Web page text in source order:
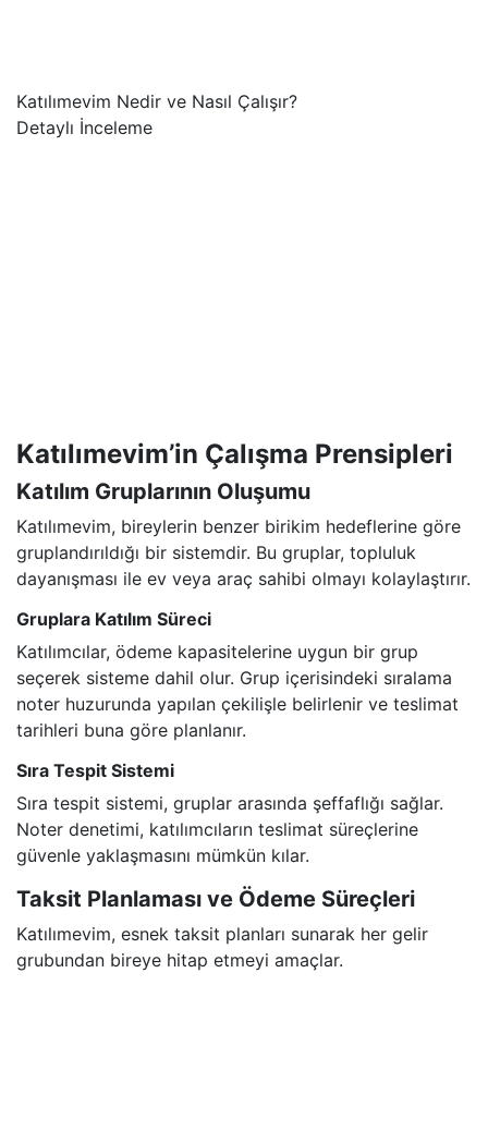
Katılımevim Nedir ve Nasıl Çalışır?
Detaylı İnceleme
Katılımevim’in Çalışma Prensipleri
Katılım Gruplarının Oluşumu
Katılımevim, bireylerin benzer birikim hedeflerine göre
gruplandırıldığı bir sistemdir. Bu gruplar, topluluk
dayanışması ile ev veya araç sahibi olmayı kolaylaştırır.
Gruplara Katılım Süreci
Katılımcılar, ödeme kapasitelerine uygun bir grup
seçerek sisteme dahil olur. Grup içerisindeki sıralama
noter huzurunda yapılan çekilişle belirlenir ve teslimat
tarihleri buna göre planlanır.
Sıra Tespit Sistemi
Sıra tespit sistemi, gruplar arasında şeffaflığı sağlar.
Noter denetimi, katılımcıların teslimat süreçlerine
güvenle yaklaşmasını mümkün kılar.
Taksit Planlaması ve Ödeme Süreçleri
Katılımevim, esnek taksit planları sunarak her gelir
grubundan bireye hitap etmeyi amaçlar.